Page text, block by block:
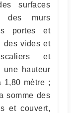
surfaces
des murs
portes et
des vides et
et
une hauteur
1,80 mètre ;
somme des
et couvert,